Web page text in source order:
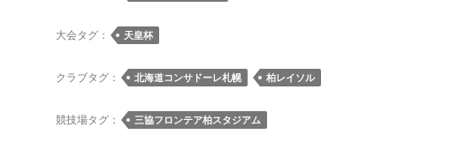
大会タグ： 天皇杯
クラブタグ： 北海道コンサドーレ札幌 柏レイソル
競技場タグ： 三協フロンテア柏スタジアム